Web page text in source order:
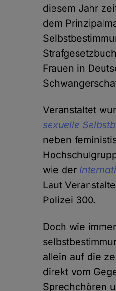
diesem Jahr
dem
Frauen in
Veranstaltet
sexuelle
neben
wie der
Laut
Polizei 300.
Doch wie
allein auf die
direkt vom
Sprechchören